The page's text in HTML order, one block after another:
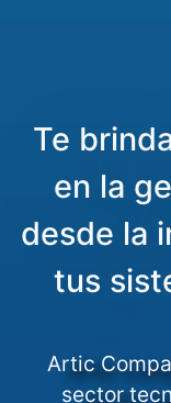
Te
en la
desde la
tus
Artic
sector